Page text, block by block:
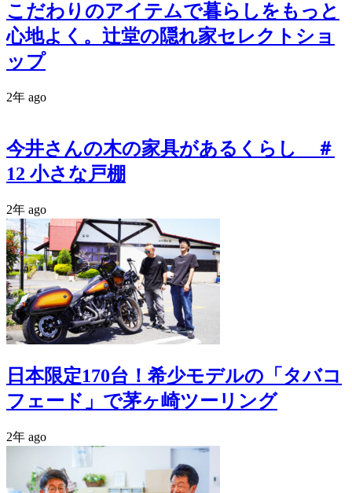
こだわりのアイテムで暮らしをもっと
心地よく。辻堂の隠れ家セレクトショ
ップ
2年 ago
今井さんの木の家具があるくらし ＃
12 小さな戸棚
2年 ago
日本限定170台！希少モデルの「タバコ
フェード」で茅ヶ崎ツーリング
2年 ago